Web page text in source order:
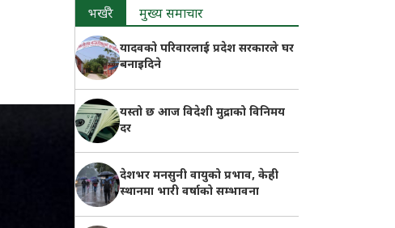
भर्खरै मुख्य समाचार
यादवको परिवारलाई प्रदेश सरकारले घर
बनाइदिने
यस्तो छ आज विदेशी मुद्राको विनिमय
दर
देशभर मनसुनी वायुको प्रभाव, केही
स्थानमा भारी वर्षाको सम्भावना